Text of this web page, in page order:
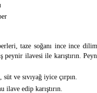
taze soğanı ince ince
peynir ilavesi ile karıştırın.
ve sıvıyağ iyice çırpın.
ilave edip karıştırın.